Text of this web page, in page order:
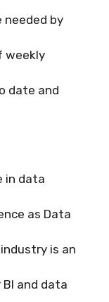
by
weekly
date and
in data
as Data
is an
and data